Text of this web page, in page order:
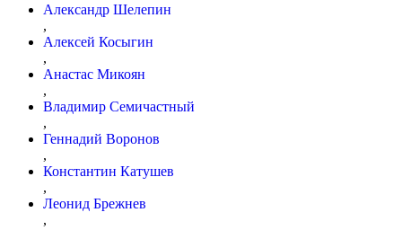
Александр Шелепин
,
Алексей Косыгин
,
Анастас Микоян
,
Владимир Семичастный
,
Геннадий Воронов
,
Константин Катушев
,
Леонид Брежнев
,